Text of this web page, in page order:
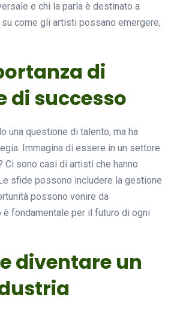
e chi la parla è destinato a
come gli artisti possano emergere,
di
di successo
una questione di talento, ma ha
Immagina di essere in un settore
sono casi di artisti che hanno
sfide possono includere la gestione
possono venire da
fondamentale per il futuro di ogni
diventare un